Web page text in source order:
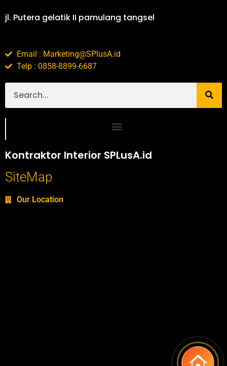
jl. Putera gelatik II pamulang tangsel
Email : Marketing@SPlusA.id
Telp : 0858-8899-6687
Kontraktor Interior SPLusA.id
SiteMap
Our Location